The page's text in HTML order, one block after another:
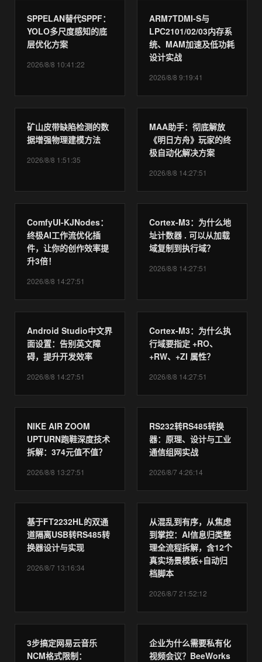
SPPELAN替代SPPF：
YOLO多尺度感知的底
层优化方案
2026/8/8 10:41:22
ARM7TDMI-S与
LPC2101/02/03内存系
统、MAM加速及低功耗
设计实战
2026/8/8 9:19:41
矿山皮带缺陷检测的数
据增强物理建模方法
2026/8/8 1:51:35
MAA助手：彻底解放
《明日方舟》玩家的终
极自动化解决方案
2026/8/8 14:27:51
ComfyUI-KJNodes：
终极AI工作流优化插
件，让你的创作效率提
升3倍！
2026/8/8 14:27:51
Cortex-M3：为什么地
址计数器 . 可以从加载
域复制到执行域？
2026/8/8 14:27:51
Android Studio中文界
面设置：告别英文障
碍，提升开发效率
2026/8/8 14:27:51
Cortex-M3：为什么执
行域要指定 +RO、
+RW、+ZI 属性？
2026/8/8 14:27:51
NIKE AIR ZOOM
UPTURN跑鞋深度技术
拆解：374元值不值？
2026/8/8 13:27:51
RS232转RS485转换
器：原理、设计与工业
通信组网实战
2026/8/7 4:26:14
基于FT2232HL的双通
道隔离USB转RS485转
换器设计与实现
2026/8/7 13:16:34
从混乱到有序，从焦虑
到掌控：AI信息归类整
理全流程拆解，含12个
真实场景模板+自动归
档脚本
2026/8/7 21:52:12
3步搞定网易云音乐
NCM格式限制：
企业为什么需要私有化
视频会议？BeeWorks